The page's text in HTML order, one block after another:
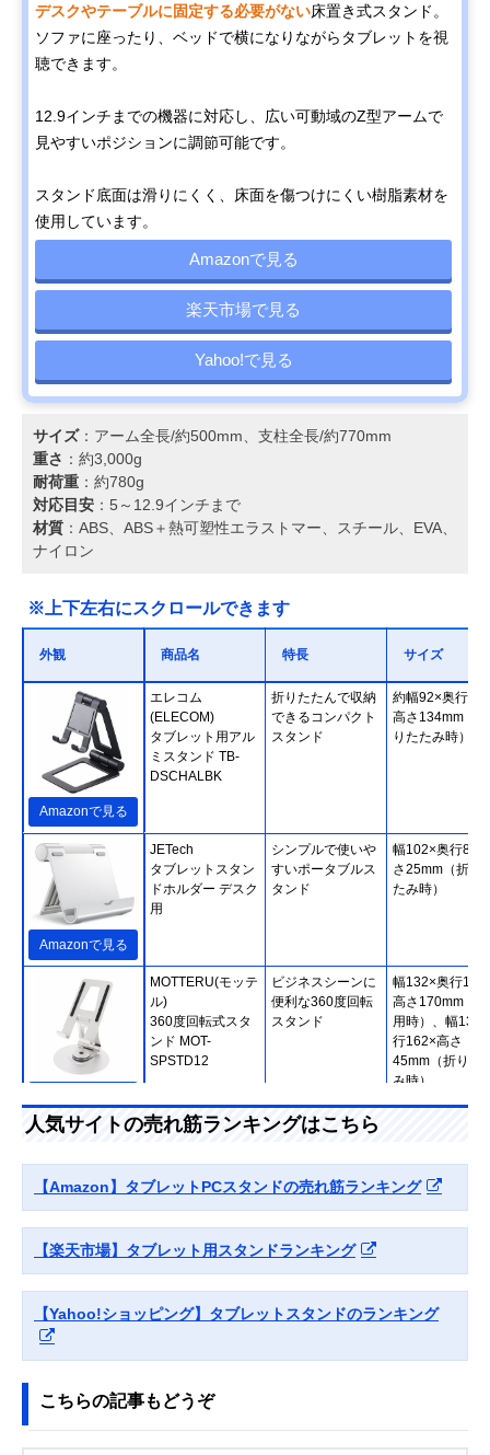
デスクやテーブルに固定する必要がない床置き式スタンド。
ソファに座ったり、ベッドで横になりながらタブレットを視
聴できます。
12.9インチまでの機器に対応し、広い可動域のZ型アームで
見やすいポジションに調節可能です。
スタンド底面は滑りにくく、床面を傷つけにくい樹脂素材を
使用しています。
Amazonで見る
楽天市場で見る
Yahoo!で見る
サイズ：アーム全長/約500mm、支柱全長/約770mm
重さ ：約3,000g
耐荷重 ：約780g
対応目安 ：5～12.9インチまで
材質 ：ABS、ABS＋熱可塑性エラストマー、スチール、EVA、
ナイロン
※上下左右にスクロールできます
外観 商品名 特長 サイズ
Amazonで見る
エレコム
(ELECOM)
タブレット用アル
ミスタンド TB-
DSCHALBK
折りたたんで収納
できるコンパクト
スタンド
約幅92×奥行
高さ134mm（折
りたたみ時）
Amazonで見る
JETech
タブレットスタン
ドホルダー デスク
用
シンプルで使いや
すいポータブルス
タンド
幅102×奥行86×
さ25mm（折り
たみ時）
MOTTERU(モッテ
ル)
360度回転式スタ
ンド MOT-
SPSTD12
ビジネスシーンに
便利な360度回転
スタンド
幅132×奥行
高さ170mm（使
用時）、幅
行162×高さ
45mm（折りた
み時）
Amazonで見る
サンワサプライ
ミスタンド PDA-
STN35S
視聴とタイピング
Amazonで見る
トスタンド
スタンド
3.5mm（折りた
み時）
Amazonで見る
ド EEX-TABS08
人気サイトの売れ筋ランキングはこちら
【Amazon】タブレットPCスタンドの売れ筋ランキング
【楽天市場】タブレット用スタンドランキング
【Yahoo!ショッピング】タブレットスタンドのランキング
こちらの記事もどうぞ